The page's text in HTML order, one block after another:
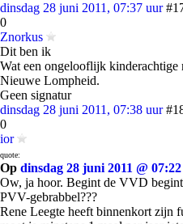
dinsdag 28 juni 2011, 07:37 uur
0
Znorkus
Dit ben ik
Wat een ongelooflijk kinderachtige
Nieuwe Lompheid.
Geen signatur
dinsdag 28 juni 2011, 07:38 uur
0
ior
quote:
Op dinsdag 28 juni 2011 @ 07:22
Ow, ja hoor. Begint de VVD
PVV-gebrabbel???
Rene Leegte heeft binnenkort zijn